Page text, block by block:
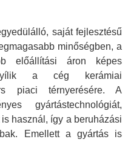
saját fejlesztésű
minőségben, a
előállítási áron képes
a cég kerámiai
piaci térnyerésére. A
gyártástechnológiát,
használ, így a beruházási
Emellett a gyártás is